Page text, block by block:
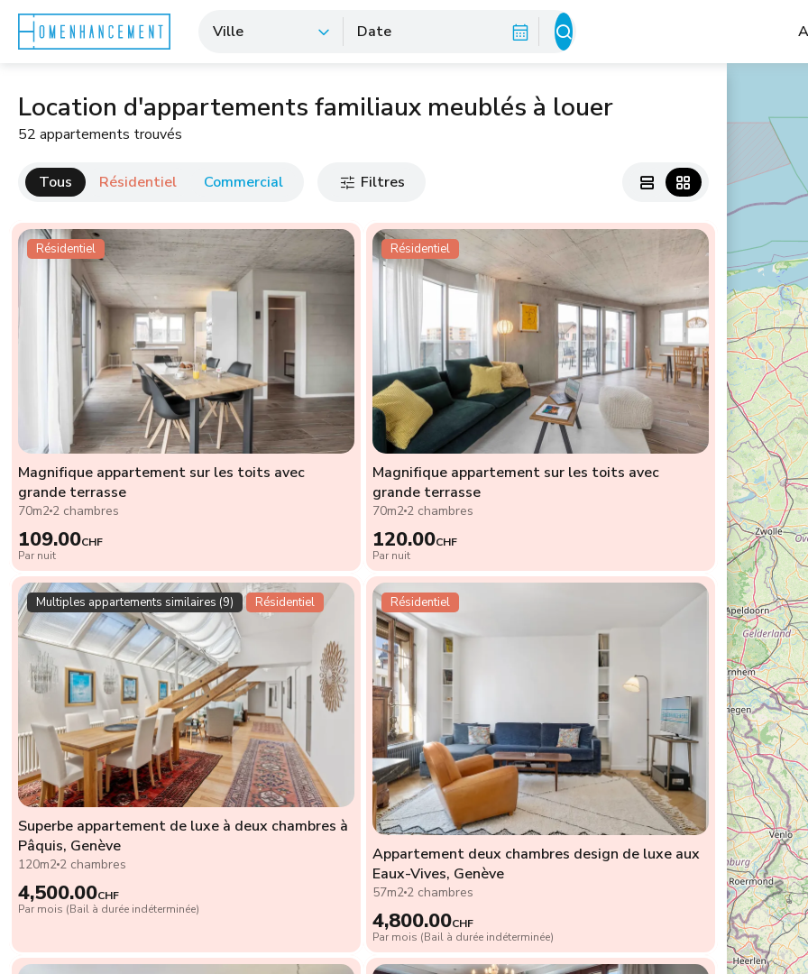
Ville Date
Location d'appartements familiaux meublés à louer
52 appartements trouvés
Tous Résidentiel Commercial Filtres
Résidentiel
Magnifique appartement sur les toits avec
grande terrasse
70m2 2 chambres
109.00CHF
Par nuit
Résidentiel
Magnifique appartement sur les toits avec
grande terrasse
70m2 2 chambres
120.00CHF
Par nuit
Multiples appartements similaires (9) Résidentiel
Superbe appartement de luxe à deux chambres à
Pâquis, Genève
120m2 2 chambres
4,500.00CHF
Par mois (Bail à durée indéterminée)
Résidentiel
Appartement deux chambres design de luxe aux
Eaux-Vives, Genève
57m2 2 chambres
4,800.00CHF
Par mois (Bail à durée indéterminée)